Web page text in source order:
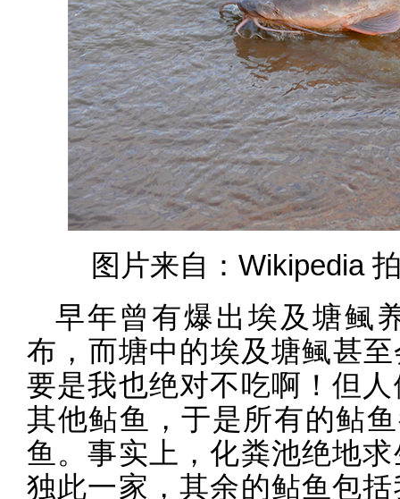
图片来自：Wikipedia
早年曾有爆出埃及塘鲺
布，而塘中的埃及塘鲺甚
要是我也绝对不吃啊！但
其他鲇鱼，于是所有的鲇
鱼。事实上，化粪池绝地
独此一家，其余的鲇鱼包